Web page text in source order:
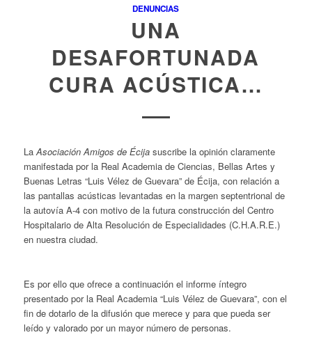
DENUNCIAS
UNA
DESAFORTUNADA
CURA ACÚSTICA…
La Asociación Amigos de Écijasuscribe la opinión claramente
manifestada por la Real Academia de Ciencias, Bellas Artes y
Buenas Letras “Luis Vélez de Guevara” de Écija, con relación a
las pantallas acústicas levantadas en la margen septentrional de
la autovía A-4 con motivo de la futura construcción del Centro
Hospitalario de Alta Resolución de Especialidades (C.H.A.R.E.)
en nuestra ciudad.
Es por ello que ofrece a continuación el informe íntegro
presentado por la Real Academia “Luis Vélez de Guevara”, con el
fin de dotarlo de la difusión que merece y para que pueda ser
leído y valorado por un mayor número de personas.